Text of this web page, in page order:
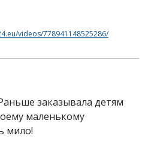
videos/778941148525286/
заказывала детям
маленькому
мило!